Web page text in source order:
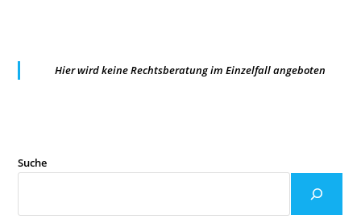
Hier wird keine Rechtsberatung im Einzelfall angeboten
Suche